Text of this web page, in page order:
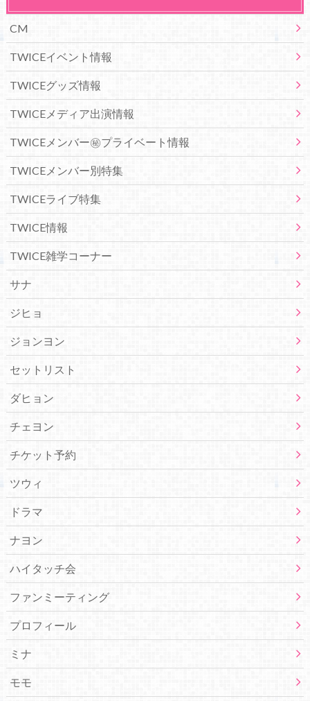
CM
TWICEイベント情報
TWICEグッズ情報
TWICEメディア出演情報
TWICEメンバー㊙プライベート情報
TWICEメンバー別特集
TWICEライブ特集
TWICE情報
TWICE雑学コーナー
サナ
ジヒョ
ジョンヨン
セットリスト
ダヒョン
チェヨン
チケット予約
ツウィ
ドラマ
ナヨン
ハイタッチ会
ファンミーティング
プロフィール
ミナ
モモ